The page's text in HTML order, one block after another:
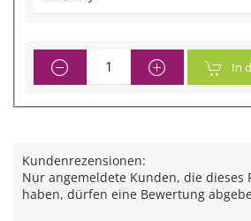
In
Kundenrezensionen:
Nur angemeldete Kunden, die dieses
haben, dürfen eine Bewertung